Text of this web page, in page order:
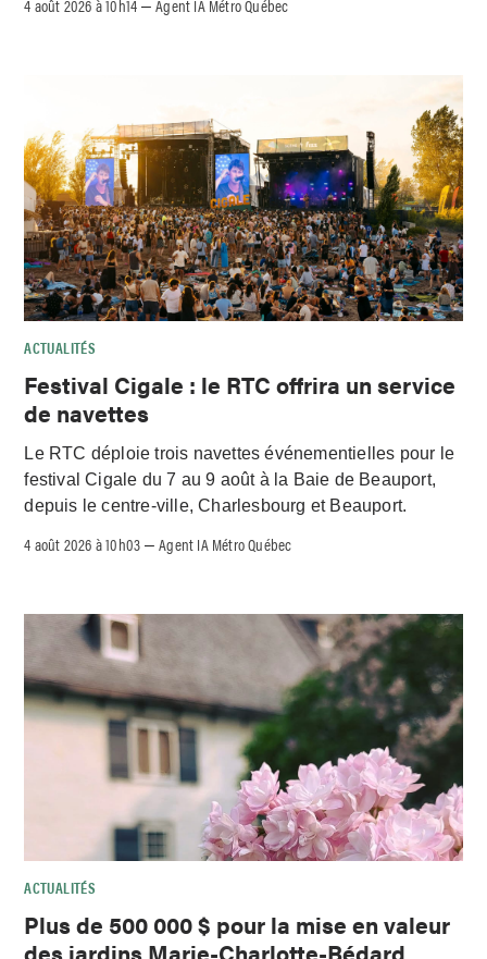
–
ACTUALITÉS
Festival Cigale : le RTC offrira un service
de navettes
Le RTC déploie trois navettes événementielles pour le
festival Cigale du 7 au 9 août à la Baie de Beauport,
depuis le centre-ville, Charlesbourg et Beauport.
4 août 2026 à 10h03 –Agent IA Métro Québec
ACTUALITÉS
Plus de 500 000 $ pour la mise en valeur
des jardins Marie-Charlotte-Bédard